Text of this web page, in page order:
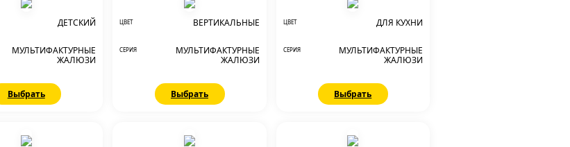
ДЕТСКИЙ
МУЛЬТИФАКТУРНЫЕ
ЖАЛЮЗИ
Выбрать
ЦВЕТ ВЕРТИКАЛЬНЫЕ
СЕРИЯ
МУЛЬТИФАКТУРНЫЕ
ЖАЛЮЗИ
Выбрать
ЦВЕТ ДЛЯ КУХНИ
СЕРИЯ
МУЛЬТИФАКТУРНЫЕ
ЖАЛЮЗИ
Выбрать